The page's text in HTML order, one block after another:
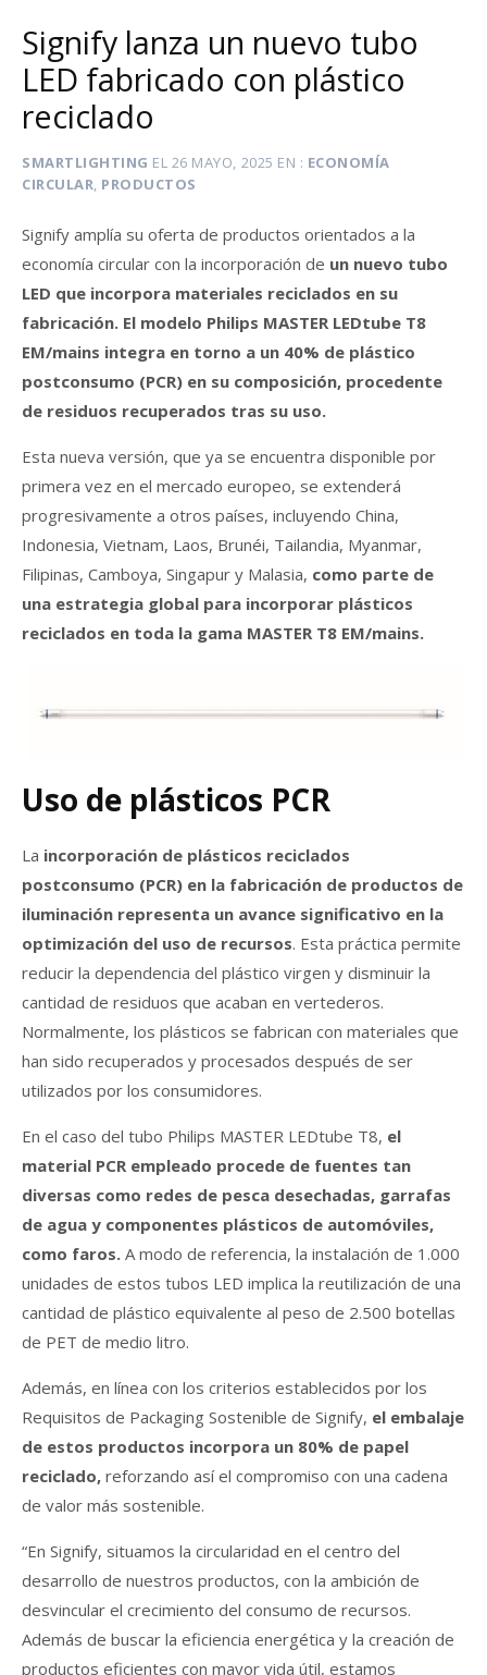
Signify lanza un nuevo tubo
LED fabricado con plástico
reciclado
SMARTLIGHTING EL 26 MAYO, 2025 EN
ECONOMÍA
CIRCULAR, PRODUCTOS
Signify amplía su oferta de productos orientados a la
economía circular con la incorporación de un nuevo tubo
LED que incorpora materiales reciclados en su
fabricación. El modelo Philips MASTER LEDtube T8
EM/mains integra en torno a un 40% de plástico
postconsumo (PCR) en su composición, procedente
de residuos recuperados tras su uso.
Esta nueva versión, que ya se encuentra disponible por
primera vez en el mercado europeo, se extenderá
progresivamente a otros países, incluyendo China,
Indonesia, Vietnam, Laos, Brunéi, Tailandia, Myanmar,
Filipinas, Camboya, Singapur y Malasia, como parte de
una estrategia global para incorporar plásticos
reciclados en toda la gama MASTER T8 EM/mains.
Uso de plásticos PCR
La incorporación de plásticos reciclados
postconsumo (PCR) en la fabricación de productos de
iluminación representa un avance significativo en la
optimización del uso de recursos. Esta práctica permite
reducir la dependencia del plástico virgen y disminuir la
cantidad de residuos que acaban en vertederos.
Normalmente, los plásticos se fabrican con materiales que
han sido recuperados y procesados después de ser
utilizados por los consumidores.
En el caso del tubo Philips MASTER LEDtube T8, el
material PCR empleado procede de fuentes tan
diversas como redes de pesca desechadas, garrafas
de agua y componentes plásticos de automóviles,
como faros. A modo de referencia, la instalación de 1.000
unidades de estos tubos LED implica la reutilización de una
cantidad de plástico equivalente al peso de 2.500 botellas
de PET de medio litro.
Además, en línea con los criterios establecidos por los
Requisitos de Packaging Sostenible de Signify, el embalaje
de estos productos incorpora un 80% de papel
reciclado, reforzando así el compromiso con una cadena
de valor más sostenible.
“En Signify, situamos la circularidad en el centro del
desarrollo de nuestros productos, con la ambición de
desvincular el crecimiento del consumo de recursos.
Además de buscar la eficiencia energética y la creación de
productos eficientes con mayor vida útil, estamos